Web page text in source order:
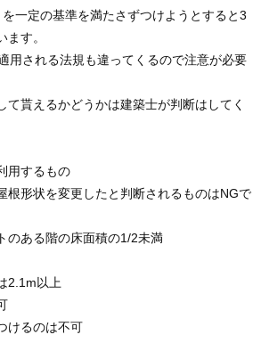
一定の基準を満たさずつけようとすると3
す。
用される法規も違ってくるので注意が必要
て貰えるかどうかは建築士が判断はしてく
用するもの
形状を変更したと判断されるものはNGで
のある階の床面積の1/2未満
2.1m以上
けるのは不可